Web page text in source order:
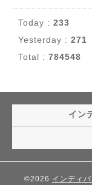
Today : 233
Yesterday : 271
Total : 784548
イン
©2026 インディ